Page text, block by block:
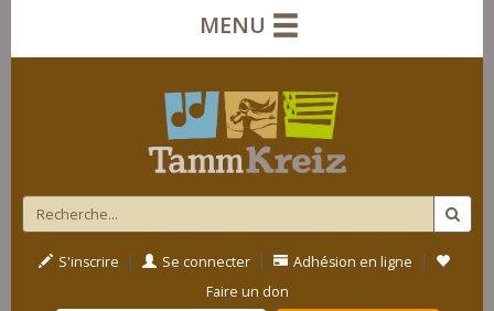
MENU
S'inscrire | Se connecter | Adhésion en ligne |
Faire un don